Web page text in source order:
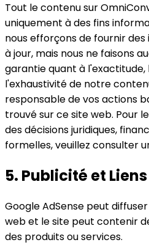
Tout le contenu sur
uniquement à des fins
nous efforçons de fournir
à jour, mais nous ne faisons
garantie quant à
l'exhaustivité de notre
responsable de vos actions
trouvé sur ce site web. Pour
des décisions juridiques,
formelles, veuillez consulter
5. Publicité et
Google AdSense peut
web et le site peut contenir
des produits ou services.